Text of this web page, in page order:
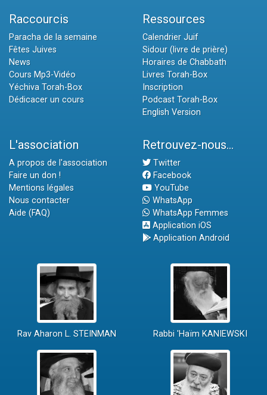
Raccourcis
Paracha de la semaine
Fêtes Juives
News
Cours Mp3-Vidéo
Yéchiva Torah-Box
Dédicacer un cours
Ressources
Calendrier Juif
Sidour (livre de prière)
Horaires de Chabbath
Livres Torah-Box
Inscription
Podcast Torah-Box
English Version
L'association
A propos de l'association
Faire un don !
Mentions légales
Nous contacter
Aide (FAQ)
Retrouvez-nous...
Twitter
Facebook
YouTube
WhatsApp
WhatsApp Femmes
Application iOS
Application Android
Rav Aharon L. STEINMAN Rabbi 'Haïm KANIEWSKI